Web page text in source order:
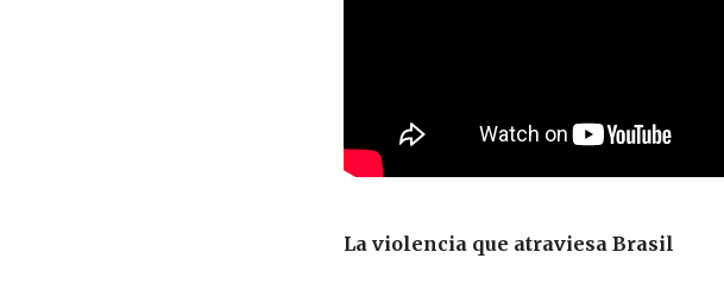
La violencia que atraviesa Brasil